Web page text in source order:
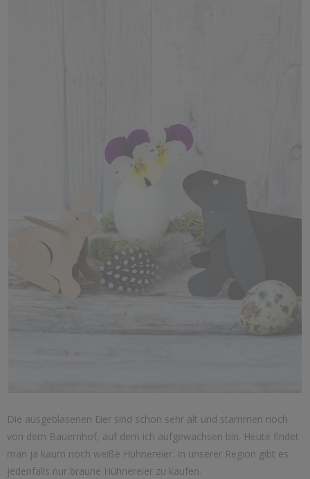
Die ausgeblasenen Eier sind schon sehr alt und stammen noch
von dem Bauernhof, auf dem ich aufgewachsen bin. Heute findet
man ja kaum noch weiße Hühnereier. In unserer Region gibt es
jedenfalls nur braune Hühnereier zu kaufen.